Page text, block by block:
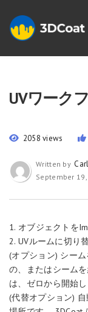
UVワーク
2058 views
Written by
September 19,
1. オブジェクトを
2. UVルームに切り
(オプション) シー
の、またはシーム
は、ゼロから開始し
(代替オプション)